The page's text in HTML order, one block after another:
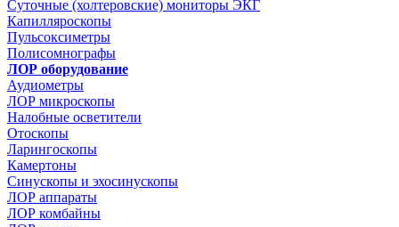
Суточные (холтеровские) мониторы ЭКГ
Капилляроскопы
Пульсоксиметры
Полисомнографы
ЛОР оборудование
Аудиометры
ЛОР микроскопы
Налобные осветители
Отоскопы
Ларингоскопы
Камертоны
Синускопы и эхосинускопы
ЛОР аппараты
ЛОР комбайны